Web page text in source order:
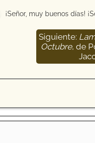
¡Señor, muy buenos días!
Siguiente:
Octubre, de